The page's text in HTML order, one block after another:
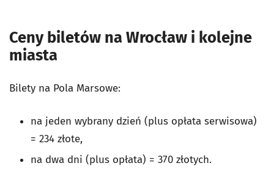
Ceny biletów na Wrocław i kolejne
miasta
Bilety na Pola Marsowe:
na jeden wybrany dzień (plus opłata serwisowa)
= 234 złote,
na dwa dni (plus opłata) = 370 złotych.